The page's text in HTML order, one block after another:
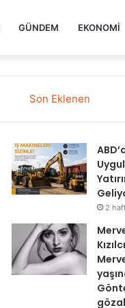
GÜNDEM EKONOMI
Son Eklenen
2